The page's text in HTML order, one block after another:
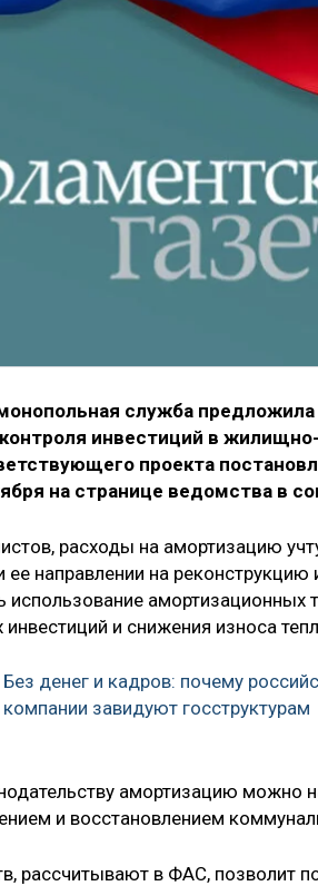
служба
инвестиций в
проекта
на странице ведомства в
расходы на амортизацию
ее направлении на
использование
и снижения износа
Без денег и кадров: почему
компании завидуют госструктурам
амортизацию можно
и восстановлением
рассчитывают в ФАС, позволит